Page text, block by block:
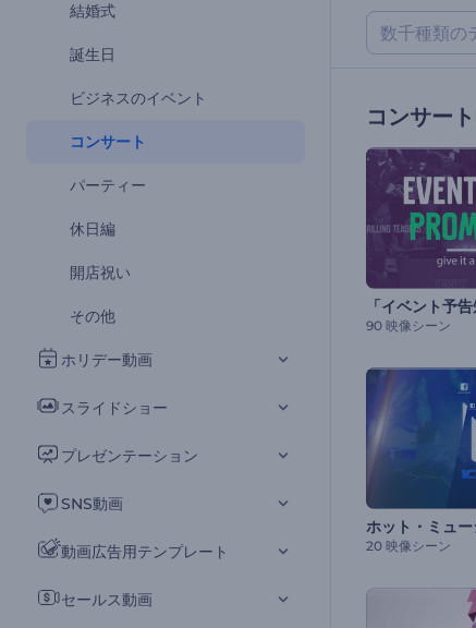
結婚式
誕生日
ビジネスのイベント
コンサート
パーティー
休日編
開店祝い
その他
ホリデー動画
スライドショー
プレゼンテーション
SNS動画
動画広告用テンプレート
セールス動画
コンサート
90 映像シーン
ホット・ミュ
20 映像シーン